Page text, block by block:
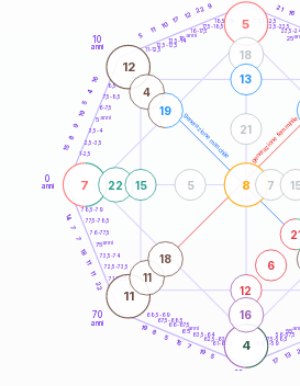
generazione maschile generazione femminile
0
anni
10
anni
60
70
anni
1-2,5
2,5-3,5
3,5-4
6-7,5
7,5-8,5
8,5-9
11-12,5
12,5-13,5
13,5-14
16-17,5
17,5-18,5
18,5-19 21-22,5
22,5-23,5
23,5-
56-57,5
57,5-58,5
58,5-59
61-62,5
62,5-63,5
63,5-64
66-67,5
67,5-68,5
68,5-69
71-72,5
72,5-73,5
73,5-74
76-77,5
77,5-78,5
78,5-79
15
8
9
19
5
4
16
5
11
10
17
12
22 9 21
16
13
17
5
19
7
15
5
8
19
22
11
11
18
7
7
14
7
5
4
8
12
11 12
6
22
18
16
15
13
7
5
21
4
19
11
18
5anni
15 anni 25
55
65anni
75anni